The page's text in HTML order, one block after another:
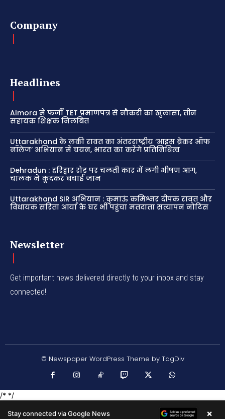
Company
Headlines
Almora में फर्जी TET प्रमाणपत्र से नौकरी का खुलासा, तीन
सहायक शिक्षक निलंबित
Uttarakhand के लकी रावत का अंतरराष्ट्रीय ‘आइस ब्रेकर ऑफ
नॉलेज’ अभियान में चयन, भारत का करेंगे प्रतिनिधित्व
Dehradun : हरिद्वार रोड पर चलती कार में लगी भीषण आग,
चालक ने कूदकर बचाई जान
Uttarakhand SIR अभियान : कुमाऊं कमिश्नर दीपक रावत और
विधायक सरिता आर्या के घर भी पहुंचा मतदाता सत्यापन नोटिस
Newsletter
Get important news delivered directly to your inbox and stay
connected!
© Newspaper WordPress Theme by TagDiv
Stay connected via Google News ×
/* */